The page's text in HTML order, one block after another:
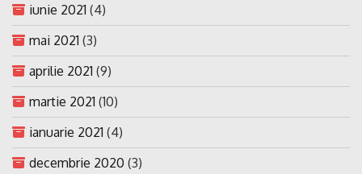
iunie 2021 (4)
mai 2021 (3)
aprilie 2021 (9)
martie 2021 (10)
ianuarie 2021 (4)
decembrie 2020 (3)